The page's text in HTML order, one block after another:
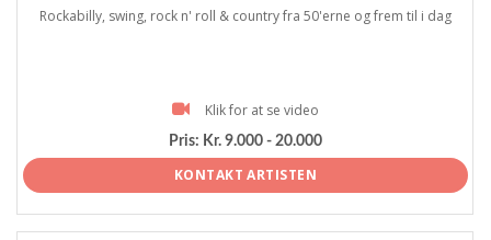
Rockabilly, swing, rock n' roll & country fra 50'erne og frem til i dag
Klik for at se video
Pris: Kr. 9.000 - 20.000
KONTAKT ARTISTEN